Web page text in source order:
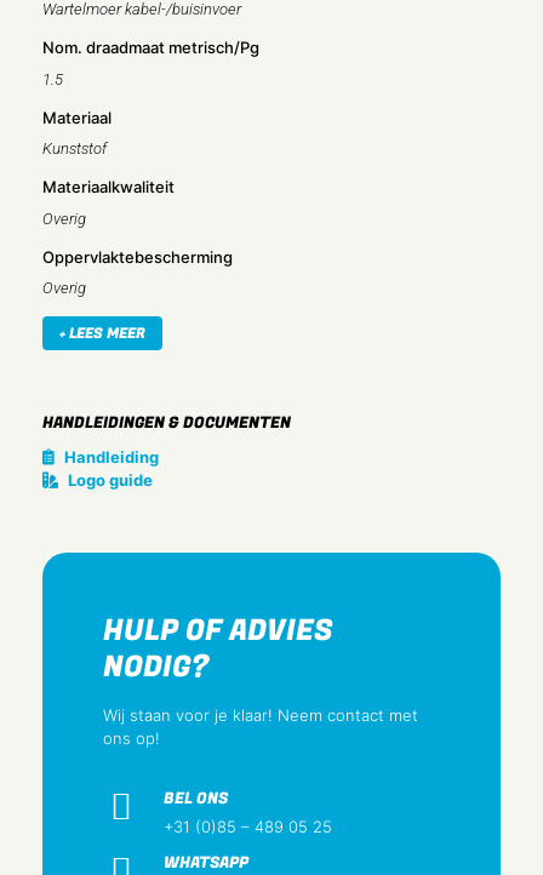
Wartelmoer kabel-/buisinvoer
Nom. draadmaat metrisch/Pg
1.5
Materiaal
Kunststof
Materiaalkwaliteit
Overig
Oppervlaktebescherming
Overig
Halogeenvrij
Nee
Slagvast
Grijs
Zeshoekig
Met aardingspunten
+ LEES MEER
HANDLEIDINGEN & DOCUMENTEN
Handleiding
Logo guide
HULP OF ADVIES
NODIG?
Wij staan voor je klaar! Neem contact met
ons op!
BEL ONS
+31 (0)85 – 489 05 25
WHATSAPP